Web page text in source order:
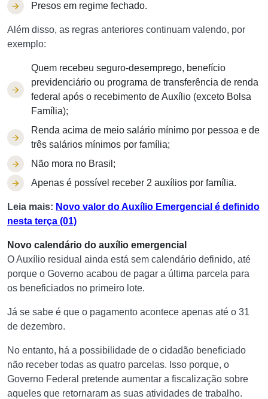
Presos em regime fechado.
Além disso, as regras anteriores continuam valendo, por
exemplo:
Quem recebeu seguro-desemprego, benefício
previdenciário ou programa de transferência de renda
federal após o recebimento de Auxílio (exceto Bolsa
Família);
Renda acima de meio salário mínimo por pessoa e de
três salários mínimos por família;
Não mora no Brasil;
Apenas é possível receber 2 auxílios por família.
Leia mais: Novo valor do Auxílio Emergencial é definido
nesta terça (01)
Novo calendário do auxílio emergencial
O Auxílio residual ainda está sem calendário definido, até
porque o Governo acabou de pagar a última parcela para
os beneficiados no primeiro lote.
Já se sabe é que o pagamento acontece apenas até o 31
de dezembro.
No entanto, há a possibilidade de o cidadão beneficiado
não receber todas as quatro parcelas. Isso porque, o
Governo Federal pretende aumentar a fiscalização sobre
aqueles que retornaram as suas atividades de trabalho.